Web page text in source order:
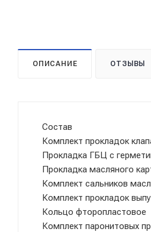
ОПИСАНИЕ ОТЗЫВЫ
Состав
Комплект прокладок
Прокладка ГБЦ с
Прокладка масляного
Комплект сальников
Комплект прокладок
Кольцо
Комплект паронитовых